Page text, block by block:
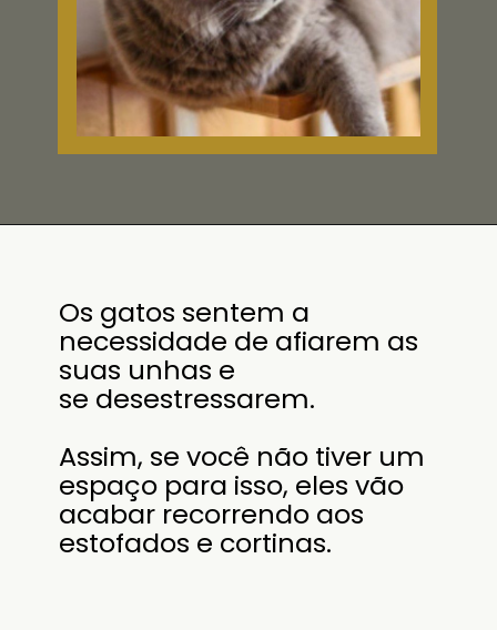
Os gatos sentem a
necessidade de afiarem as
suas unhas e
se desestressarem.
Assim, se você não tiver um
espaço para isso, eles vão
acabar recorrendo aos
estofados e cortinas.